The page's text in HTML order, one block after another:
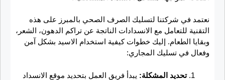
نعتمد في شركتنا لتسليك الصرف الصحي بالمبرز على هذه
التقنية للتعامل مع الانسدادات الناتجة عن تراكم الدهون، الشعر،
وبقايا الطعام. إليك خطوات كيفية استخدام الاسيد بشكل آمن
وفعال في تسليك المجاري:
تحديد المشكلة: يبدأ فريق العمل بتحديد موقع الانسداد